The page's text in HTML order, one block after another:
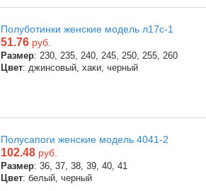
Полуботинки женские модель л17с-1
51.76 руб.
Размер: 230, 235, 240, 245, 250, 255, 260
Цвет: джинсовый, хаки, черный
Полусапоги женские модель 4041-2
102.48 руб.
Размер: 36, 37, 38, 39, 40, 41
Цвет: белый, черный